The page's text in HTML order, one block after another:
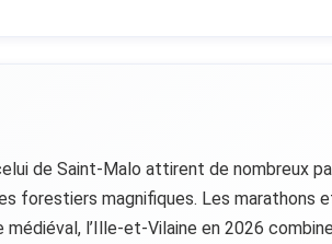
de Saint-Malo attirent de nombreux
forestiers magnifiques. Les marathons
l’Ille-et-Vilaine en 2026